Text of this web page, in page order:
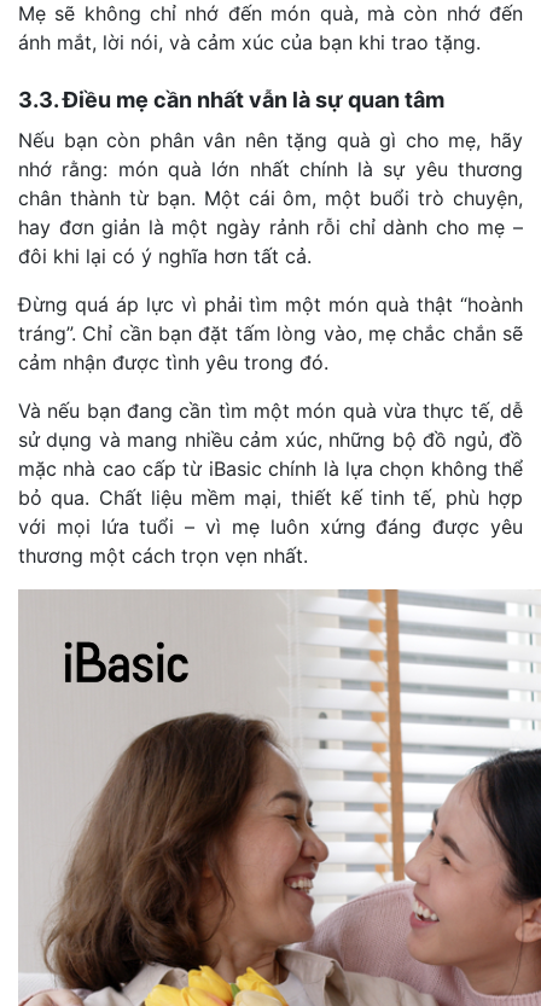
Mẹ sẽ không chỉ nhớ đến món quà, mà còn nhớ đến
ánh mắt, lời nói, và cảm xúc của bạn khi trao tặng.
3.3. Điều mẹ cần nhất vẫn là sự quan tâm
Nếu bạn còn phân vân nên tặng quà gì cho mẹ, hãy
nhớ rằng: món quà lớn nhất chính là sự yêu thương
chân thành từ bạn. Một cái ôm, một buổi trò chuyện,
hay đơn giản là một ngày rảnh rỗi chỉ dành cho mẹ –
đôi khi lại có ý nghĩa hơn tất cả.
Đừng quá áp lực vì phải tìm một món quà thật “hoành
tráng”. Chỉ cần bạn đặt tấm lòng vào, mẹ chắc chắn sẽ
cảm nhận được tình yêu trong đó.
Và nếu bạn đang cần tìm một món quà vừa thực tế, dễ
sử dụng và mang nhiều cảm xúc, những bộ đồ ngủ, đồ
mặc nhà cao cấp từ iBasic chính là lựa chọn không thể
bỏ qua. Chất liệu mềm mại, thiết kế tinh tế, phù hợp
với mọi lứa tuổi – vì mẹ luôn xứng đáng được yêu
thương một cách trọn vẹn nhất.